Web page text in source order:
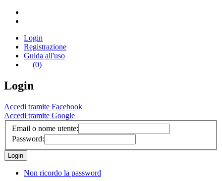
Login
Registrazione
Guida all'uso
(0)
Login
Accedi tramite Facebook
Accedi tramite Google
Email o nome utente:
Password:
Non ricordo la password